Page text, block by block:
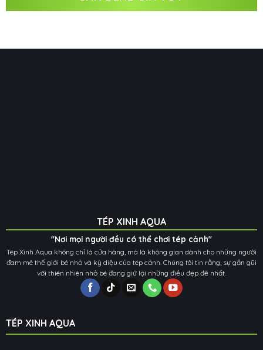
TÉP XINH AQUA
"Nơi mọi người đều có thể chơi tép cảnh"
Tép Xinh Aqua không chỉ là cửa hàng, mà là không gian dành cho những người
đam mê thế giới bé nhỏ và kỳ diệu của tép cảnh. Chúng tôi tin rằng, sự gần gũi
với thiên nhiên nhỏ bé đang giữ lại những điều đẹp đẽ nhất.
TÉP XINH AQUA